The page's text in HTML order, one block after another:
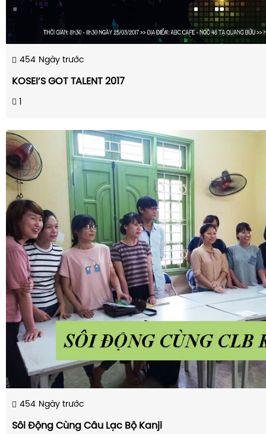
454 Ngày trước
KOSEI’S GOT TALENT 2017
1
454 Ngày trước
Sôi Động Cùng Câu Lạc Bộ Kanji